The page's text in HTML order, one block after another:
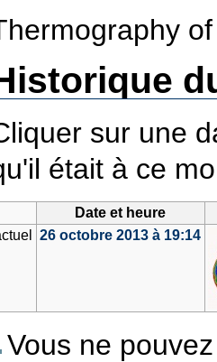
sur une
était à ce
Date et heure
26 octobre 2013 à 19:14
Vous ne